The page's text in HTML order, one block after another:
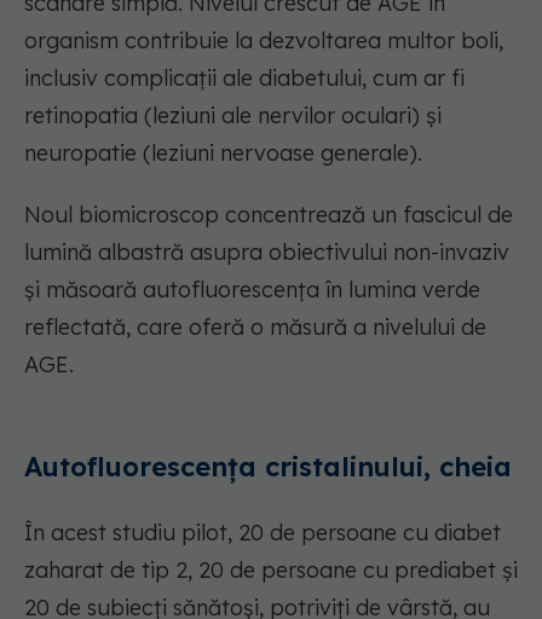
organism contribuie la dezvoltarea multor boli,
inclusiv complicații ale diabetului, cum ar fi
retinopatia (leziuni ale nervilor oculari) și
neuropatie (leziuni nervoase generale).
Noul biomicroscop concentrează un fascicul de
lumină albastră asupra obiectivului non-invaziv
și măsoară autofluorescența în lumina verde
reflectată, care oferă o măsură a nivelului de
AGE.
Autofluorescența cristalinului, cheia
În acest studiu pilot, 20 de persoane cu diabet
zaharat de tip 2, 20 de persoane cu prediabet și
20 de subiecți sănătoși, potriviți de vârstă, au